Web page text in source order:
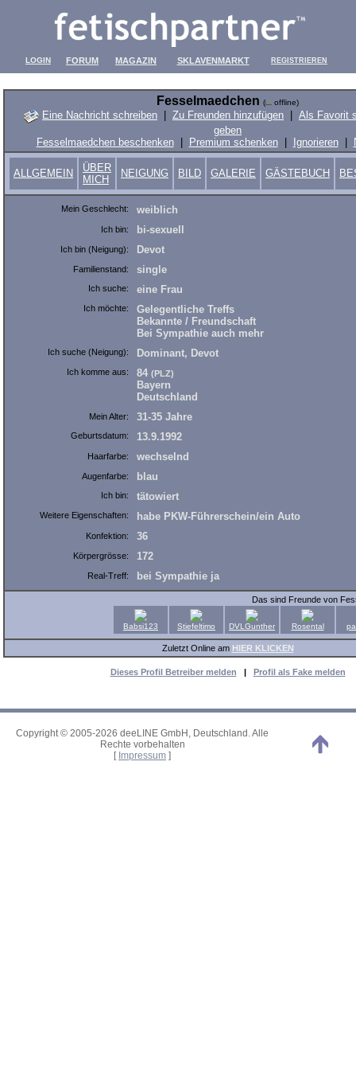
LOGIN FORUM MAGAZIN SKLAVENMARKT REGISTRIEREN
Fesselmaedchen ( offline)
Eine Nachricht schreiben Zu Freunden hinzufügen
Als Favorit
geben
Fesselmaedchen beschenken| Premium schenken| Ignorieren|
ALLGEMEIN
ÜBER
MICH
NEIGUNG BILD GALERIE GÄSTEBUCH
Mein Geschlecht: weiblich
Ich bin: bi-sexuell
Ich bin (Neigung): Devot
Familienstand: single
Ich suche: eine Frau
Ich möchte:
Gelegentliche Treffs
Bekannte / Freundschaft
Bei Sympathie auch mehr
Ich suche (Neigung): Dominant, Devot
Ich komme aus: 84 (PLZ)
Bayern
Deutschland
Mein Alter: 31-35 Jahre
Geburtsdatum: 13.9.1992
Haarfarbe: wechselnd
Augenfarbe: blau
Ich bin: tätowiert
Weitere Eigenschaften: habe PKW-Führerschein/ein Auto
Konfektion: 36
Körpergrösse: 172
Real-Treff: bei Sympathie ja
Das sind Freunde von
Babsi123 Stiefeltimo DVLGunther Rosental
Zuletzt Online am HIER KLICKEN
Dieses Profil Betreiber melden | Profil als Fake melden
Copyright © 2005-2026 deeLINE GmbH, Deutschland. Alle
Rechte vorbehalten
[ Impressum ]